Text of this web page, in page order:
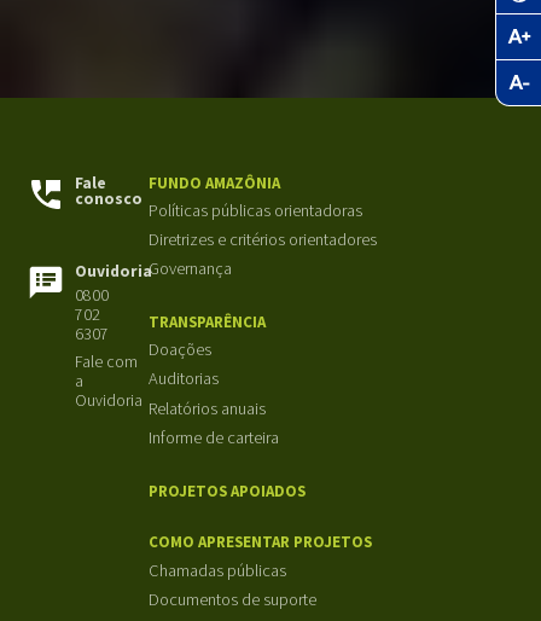
Fale
conosco
Ouvidoria
0800
702
6307
Fale com
a
Ouvidoria
FUNDO AMAZÔNIA
Políticas públicas orientadoras
Diretrizes e critérios orientadores
Governança
TRANSPARÊNCIA
Doações
Auditorias
Relatórios anuais
Informe de carteira
PROJETOS APOIADOS
COMO APRESENTAR PROJETOS
Chamadas públicas
Documentos de suporte